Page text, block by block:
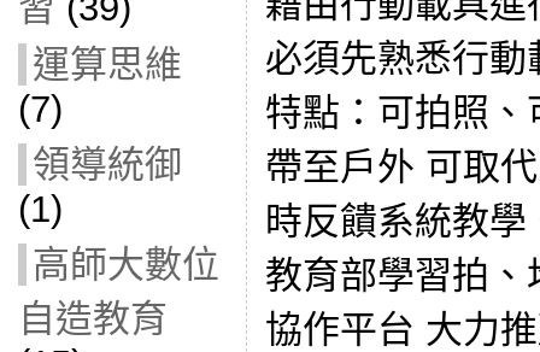
運算思維
(7)
領導統御
(1)
高師大數位
自造教育
必須先熟悉行
特點：可拍照
帶至戶外 可取
時反饋系統教
教育部學習拍
協作平台 大力